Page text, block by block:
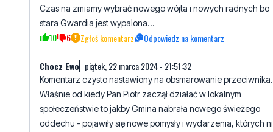
Czas na zmiamy wybrać nowego wójta i nowych radnych bo
stara Gwardia jest wypalona…
10 6 Zgłoś komentarz Odpowiedz na komentarz
Chocz Ewo piątek, 22 marca 2024 - 21:51:32
Komentarz czysto nastawiony na obsmarowanie przeciwnika.
Właśnie od kiedy Pan Piotr zaczął działać w lokalnym
społeczeństwie to jakby Gmina nabrała nowego świeżego
oddechu - pojawiły się nowe pomysły i wydarzenia, których